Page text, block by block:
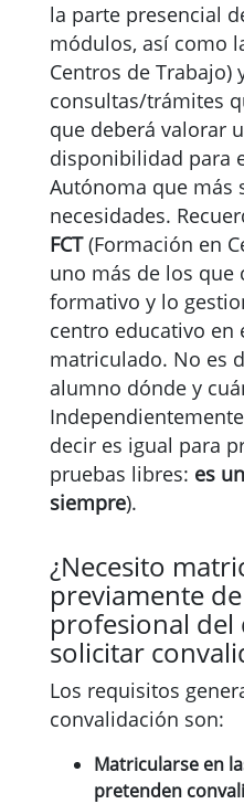
la parte presencial
módulos, así como
Centros de Trabajo)
consultas/trámites
que deberá valorar
disponibilidad para
Autónoma que más
necesidades.
FCT(Formación en
uno más de los que
formativo y lo
centro educativo en
matriculado. No es
alumno dónde y
decir es igual para
pruebas libres: es
siempre).
¿Necesito
previamente
profesional del
solicitar
Los requisitos
convalidación son:
Matricularse en
pretenden